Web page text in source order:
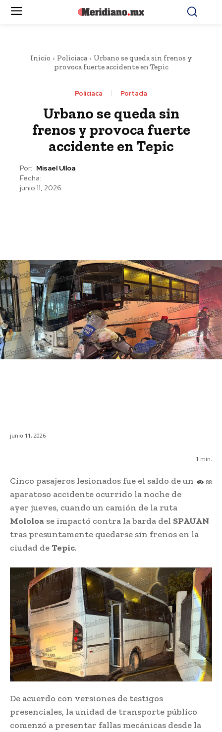
Inicio Policiaca
Urbano se queda sin frenos y
provoca fuerte accidente en Tepic
Policiaca Portada
Urbano se queda sin
frenos y provoca fuerte
accidente en Tepic
Por: Misael Ulloa
Fecha:
junio 11, 2026
junio 11, 2026
1 min.
88
Cinco pasajeros lesionados fue el saldo de un
aparatoso accidente ocurrido la noche de
ayer jueves, cuando un camión de la ruta
Mololoa se impactó contra la barda del SPAUAN
tras presuntamente quedarse sin frenos en la
ciudad deTepic.
De acuerdo con versiones de testigos
presenciales, la unidad de transporte público
comenzó a presentar fallas mecánicas desde la